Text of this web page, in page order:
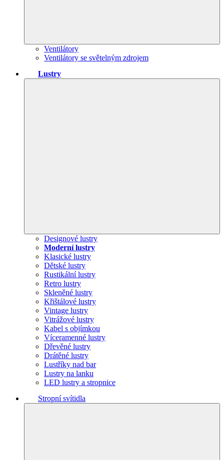
Ventilátory
Ventilátory se světelným zdrojem
Lustry
Designové lustry
Moderní lustry
Klasické lustry
Dětské lustry
Rustikální lustry
Retro lustry
Skleněné lustry
Křištálové lustry
Vintage lustry
Vitrážové lustry
Kabel s objímkou
Víceramenné lustry
Dřevěné lustry
Drátěné lustry
Lustříky nad bar
Lustry na lanku
LED lustry a stropnice
Stropní svítidla